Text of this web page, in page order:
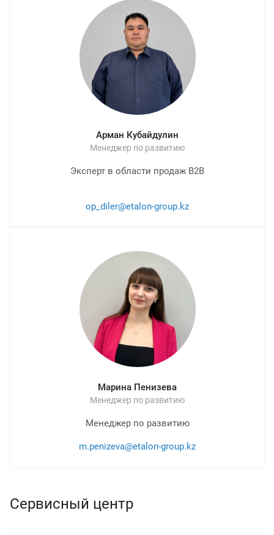
Арман Кубайдулин
Менеджер по развитию
Эксперт в области продаж B2B
op_diler@etalon-group.kz
Марина Пенизева
Менеджер по развитию
Менеджер по развитию
m.penizeva@etalon-group.kz
Сервисный центр